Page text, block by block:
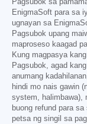
Pagsubok sa
EnigmaSoft para sa
ugnayan sa
Pagsubok upang
maproseso kaagad
Kung magpasya
Pagsubok, agad
anumang
hindi mo nais gawin
system, halimbawa),
buong refund para
petsa ng singil sa